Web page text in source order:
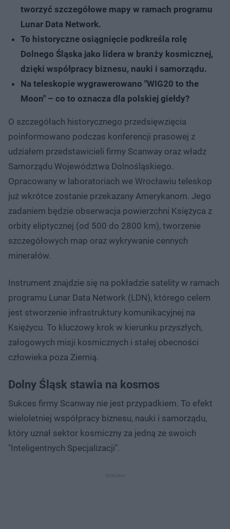
tworzyć szczegółowe mapy w ramach programu
Lunar Data Network.
To historyczne osiągnięcie podkreśla rolę
Dolnego Śląska jako lidera w branży kosmicznej,
dzięki współpracy biznesu, nauki i samorządu.
Na teleskopie wygrawerowano "WIG20 to the
Moon" – co to oznacza dla polskiej giełdy?
O szczegółach historycznego przedsięwzięcia
poinformowano podczas konferencji prasowej z
udziałem przedstawicieli firmy Scanway oraz władz
Samorządu Województwa Dolnośląskiego.
Opracowany w laboratoriach we Wrocławiu teleskop
już wkrótce zostanie przekazany Amerykanom. Jego
zadaniem będzie obserwacja powierzchni Księżyca z
orbity eliptycznej (od 500 do 2800 km), tworzenie
szczegółowych map oraz wykrywanie cennych
minerałów.
Instrument znajdzie się na pokładzie satelity w ramach
programu Lunar Data Network (LDN), którego celem
jest stworzenie infrastruktury komunikacyjnej na
Księżycu. To kluczowy krok w kierunku przyszłych,
załogowych misji kosmicznych i stałej obecności
człowieka poza Ziemią.
Dolny Śląsk stawia na kosmos
Sukces firmy Scanway nie jest przypadkiem. To efekt
wieloletniej współpracy biznesu, nauki i samorządu,
który uznał sektor kosmiczny za jedną ze swoich
"Inteligentnych Specjalizacji".